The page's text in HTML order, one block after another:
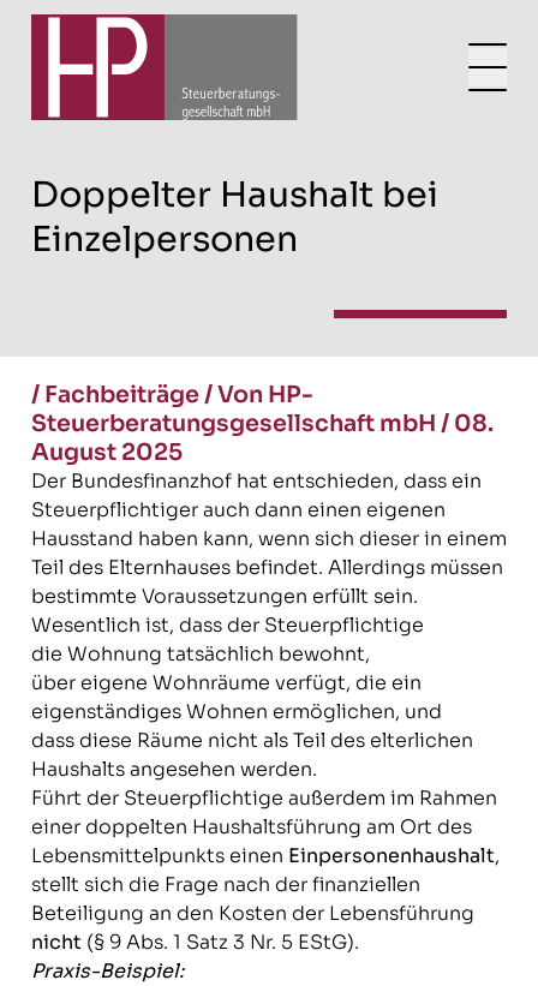
Doppelter Haushalt bei
Einzelpersonen
/ Fachbeiträge/Von HP-
Steuerberatungsgesellschaft mbH / 08.
August 2025
Der Bundesfinanzhof hat entschieden, dass ein
Steuerpflichtiger auch dann einen eigenen
Hausstand haben kann, wenn sich dieser in einem
Teil des Elternhauses befindet. Allerdings müssen
bestimmte Voraussetzungen erfüllt sein.
Wesentlich ist, dass der Steuerpflichtige
die Wohnung tatsächlich bewohnt,
über eigene Wohnräume verfügt, die ein
eigenständiges Wohnen ermöglichen, und
dass diese Räume nicht als Teil des elterlichen
Haushalts angesehen werden.
Führt der Steuerpflichtige außerdem im Rahmen
einer doppelten Haushaltsführung am Ort des
Lebensmittelpunkts einen Einpersonenhaushalt,
stellt sich die Frage nach der finanziellen
Beteiligung an den Kosten der Lebensführung
nicht(§ 9 Abs. 1 Satz 3 Nr. 5 EStG).
Praxis-Beispiel: